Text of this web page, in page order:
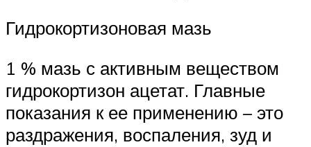
Гидрокортизоновая мазь
1 % мазь с активным веществом
гидрокортизон ацетат. Главные
показания к ее применению – это
раздражения, воспаления, зуд и